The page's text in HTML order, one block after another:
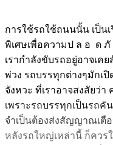
การใช้รถใช้ถนนนั้น เป็น
พิเศษเพื่อความป ล อ ด ภั
เรากำลังขับรถอยู่อาจเค
พ่วง รถบรรทุกต่างๆมักเ
จังหวะ ที่เราอาจสงสัยว่า
เพราะรถบรรทุกเป็นรถคั
จำเป็นต้องส่งสัญญาณเตื
หลังรถใหญ่เหล่านี้ ก็ควร